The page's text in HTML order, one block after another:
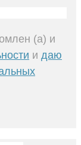
(а) и
и даю